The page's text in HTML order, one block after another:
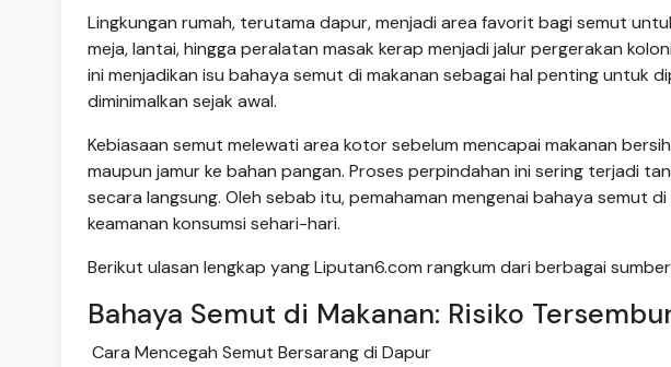
Lingkungan rumah, terutama dapur, menjadi area favorit bagi semut
meja, lantai, hingga peralatan masak kerap menjadi jalur pergerakan
ini menjadikan isu bahaya semut di makanan sebagai hal penting untuk
diminimalkan sejak awal.
Kebiasaan semut melewati area kotor sebelum mencapai makanan
maupun jamur ke bahan pangan. Proses perpindahan ini sering terjadi
secara langsung. Oleh sebab itu, pemahaman mengenai bahaya semut
keamanan konsumsi sehari-hari.
Berikut ulasan lengkap yang Liputan6.com rangkum dari berbagai
Bahaya Semut di Makanan: Risiko
Cara Mencegah Semut Bersarang di Dapur